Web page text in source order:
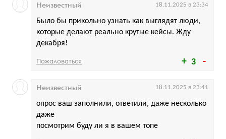
3
Было бы прикольно узнать как выглядят люди,
которые делают реально крутые кейсы. Жду
декабря!
Неизвестный 18.11.2025 в 23:34
Пожаловаться
опрос ваш заполнили, ответили, даже несколько
даже
посмотрим буду ли я в вашем топе
Неизвестный 18.11.2025 в 23:41